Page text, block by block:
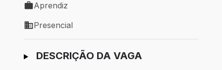
Tipo de vaga: Aprendiz
Aprendiz
Modelo de trabalho: Presencial
Presencial
Ir para candidatura
DESCRIÇÃO DA VAGA